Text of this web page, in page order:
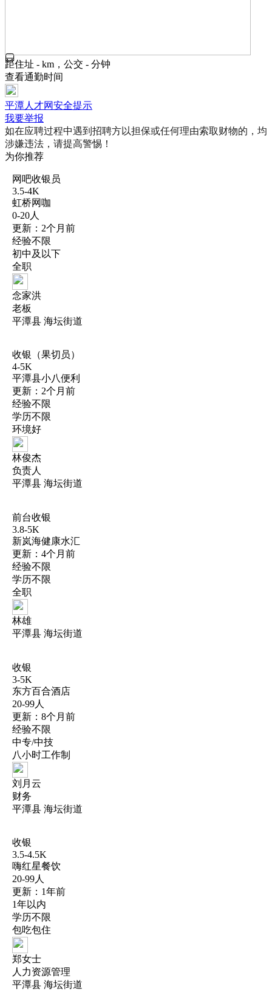
距住址 - km，公交 - 分钟
查看通勤时间
平潭人才网安全提示
我要举报
如在应聘过程中遇到招聘方以担保或任何理由索取财物的，均
涉嫌违法，请提高警惕！
为你推荐
网吧收银员
3.5-4K
虹桥网咖
0-20人
更新：2个月前
经验不限
初中及以下
全职
念家洪
老板
平潭县 海坛街道
收银（果切员）
4-5K
平潭县小八便利
更新：2个月前
经验不限
学历不限
环境好
林俊杰
负责人
平潭县 海坛街道
前台收银
3.8-5K
新岚海健康水汇
更新：4个月前
经验不限
学历不限
全职
林雄
平潭县 海坛街道
收银
3-5K
东方百合酒店
20-99人
更新：8个月前
经验不限
中专/中技
八小时工作制
刘月云
财务
平潭县 海坛街道
收银
3.5-4.5K
嗨红星餐饮
20-99人
更新：1年前
1年以内
学历不限
包吃包住
郑女士
人力资源管理
平潭县 海坛街道